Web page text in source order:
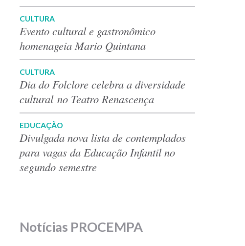
CULTURA
Evento cultural e gastronômico
homenageia Mario Quintana
CULTURA
Dia do Folclore celebra a diversidade
cultural no Teatro Renascença
EDUCAÇÃO
Divulgada nova lista de contemplados
para vagas da Educação Infantil no
segundo semestre
Notícias PROCEMPA